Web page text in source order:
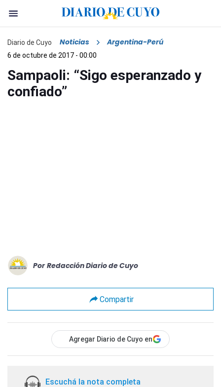
Diario de Cuyo Noticias Argentina-Perú
6 de octubre de 2017 - 00:00
Sampaoli: “Sigo esperanzado y
confiado”
Por Redacción Diario de Cuyo
Compartir
Agregar Diario de Cuyo en
Escuchá la nota completa